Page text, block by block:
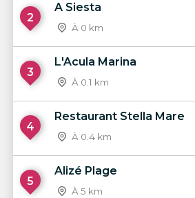
2
A Siesta
À 0 km
3
L'Acula Marina
À 0.1 km
4
Restaurant Stella Mare
À 0.4 km
5
Alizé Plage
À 5 km